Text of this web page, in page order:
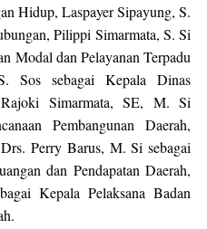
Hidup, Laspayer Sipayung, S.
Pilippi Simarmata, S. Si
Modal dan Pelayanan Terpadu
Sos sebagai Kepala Dinas
Simarmata, SE, M. Si
Pembangunan Daerah,
Perry Barus, M. Si sebagai
dan Pendapatan Daerah,
Kepala Pelaksana Badan